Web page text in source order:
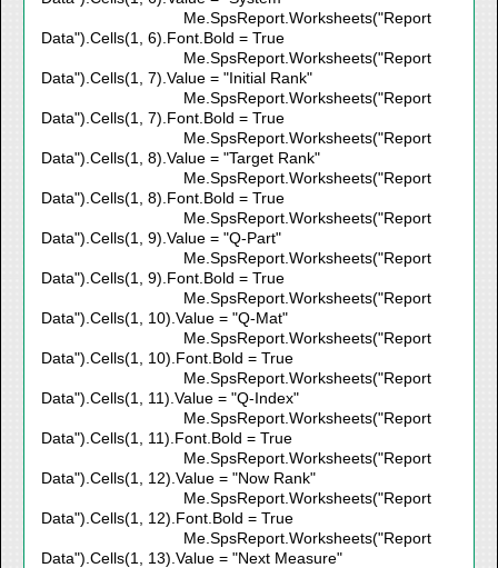
Me.SpsReport.Worksheets("Report
Data").Cells(1, 6).Font.Bold = True
Me.SpsReport.Worksheets("Report
Data").Cells(1, 7).Value = "Initial Rank"
Me.SpsReport.Worksheets("Report
Data").Cells(1, 7).Font.Bold = True
Me.SpsReport.Worksheets("Report
Data").Cells(1, 8).Value = "Target Rank"
Me.SpsReport.Worksheets("Report
Data").Cells(1, 8).Font.Bold = True
Me.SpsReport.Worksheets("Report
Data").Cells(1, 9).Value = "Q-Part"
Me.SpsReport.Worksheets("Report
Data").Cells(1, 9).Font.Bold = True
Me.SpsReport.Worksheets("Report
Data").Cells(1, 10).Value = "Q-Mat"
Me.SpsReport.Worksheets("Report
Data").Cells(1, 10).Font.Bold = True
Me.SpsReport.Worksheets("Report
Data").Cells(1, 11).Value = "Q-Index"
Me.SpsReport.Worksheets("Report
Data").Cells(1, 11).Font.Bold = True
Me.SpsReport.Worksheets("Report
Data").Cells(1, 12).Value = "Now Rank"
Me.SpsReport.Worksheets("Report
Data").Cells(1, 12).Font.Bold = True
Me.SpsReport.Worksheets("Report
Data").Cells(1, 13).Value = "Next Measure"